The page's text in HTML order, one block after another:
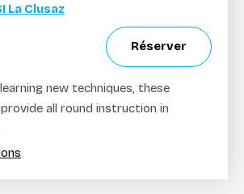
La Clusaz
Réserver
new techniques, these
all round instruction in